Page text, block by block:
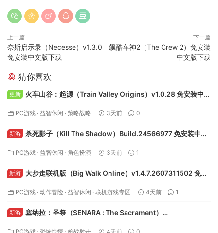
上一篇
奈斯启示录（Necesse）v1.3.0
免安装中文版下载
下一篇
飙酷车神2（The Crew 2）免安装
中文版下载
猜你喜欢
更新
火车山谷：起源（Train Valley Origins）v1.0.28 免安装中文
PC游戏 · 益智休闲 · 策略战略 3天前 0
新游 杀死影子（Kill The Shadow）Build.24566977 免安装中文
PC游戏 · 益智休闲 · 角色扮演 3天前 1
新游
大步走联机版（Big Walk Online）v1.4.7.2607311502 免安
PC游戏 · 动作冒险 · 益智休闲 · 联机游戏专区 4天前 1
新游 塞纳拉：圣祭（SENARA : The Sacrament）
PC游戏 · 恐怖惊悚 · 枪战射击 4天前 0